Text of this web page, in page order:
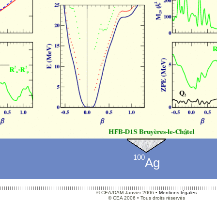
100Ag
© CEA/DAM Janvier 2006 • Mentions légales
© CEA 2006 • Tous droits réservés